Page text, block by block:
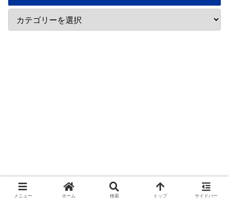
メニュー ホーム 検索 トップ サイドバー